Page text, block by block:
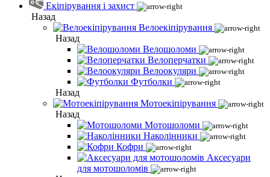
Екіпірування і захист
Назад
Велоекіпірування
Назад
Велошоломи
Велоперчатки
Велоокуляри
Футболки
Назад
Мотоекіпірування
Назад
Мотошоломи
Наколінники
Кофри
Аксесуари
для мотошоломів